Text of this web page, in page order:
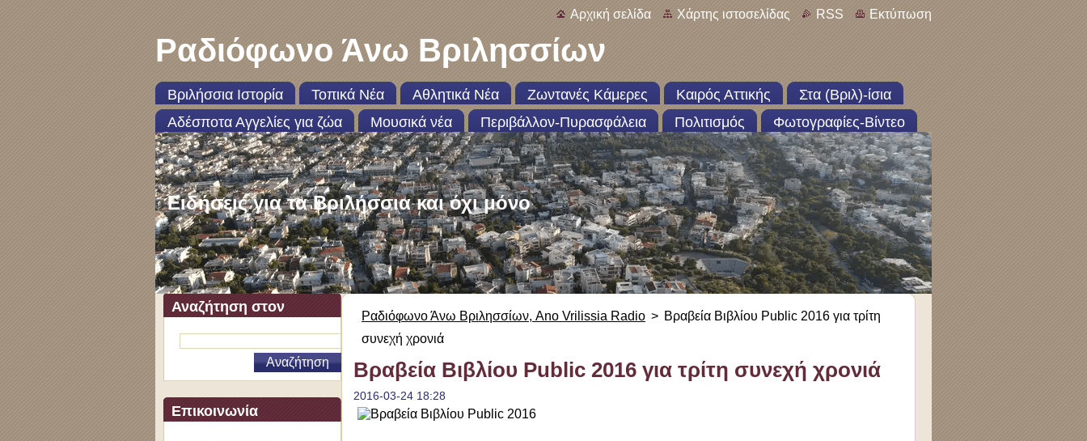
Αρχική σελίδα Χάρτης ιστοσελίδας RSS Εκτύπωση
Ραδιόφωνο Άνω Βριλησσίων
Βριλήσσια Ιστορία Τοπικά Νέα Αθλητικά Νέα Ζωντανές Κάμερες Καιρός Αττικής
Στα (Βριλ)-ίσια
Αδέσποτα Αγγελίες για ζώα
Μουσικά νέα Περιβάλλον-Πυρασφάλεια Πολιτισμός Φωτογραφίες-Βίντεο
Ειδήσεις για τα Βριλήσσια και όχι μόνο
Αναζήτηση στον
ιστότοπο
Επικοινωνία
Ραδιόφωνο Άνω Βριλησσίων, Ano Vrilissia Radio > Βραβεία Βιβλίου Public 2016 για τρίτη
συνεχή χρονιά
Βραβεία Βιβλίου Public 2016 για τρίτη συνεχή χρονιά
2016-03-24 18:28